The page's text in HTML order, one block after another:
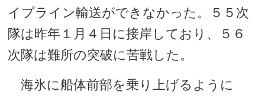
イプライン輸送ができなかった。５５次
隊は昨年１月４日に接岸しており、５６
次隊は難所の突破に苦戦した。
海氷に船体前部を乗り上げるように